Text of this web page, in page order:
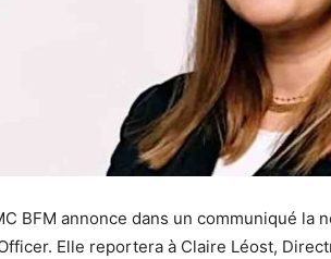
BFM annonce dans un communiqué la
Elle reportera à Claire Léost,